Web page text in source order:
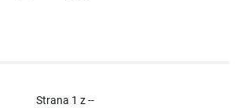
Strana 1 z--